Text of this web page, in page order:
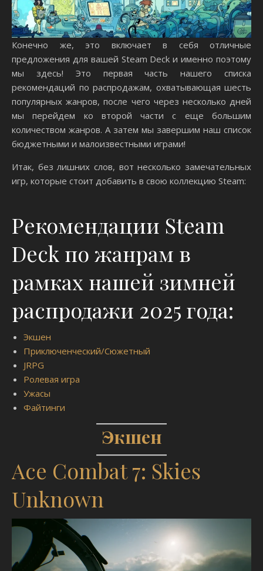
Конечно же, это включает в себя отличные
предложения для вашей Steam Deck и именно поэтому
мы здесь! Это первая часть нашего списка
рекомендаций по распродажам, охватывающая шесть
популярных жанров, после чего через несколько дней
мы перейдем ко второй части с еще большим
количеством жанров. А затем мы завершим наш список
бюджетными и малоизвестными играми!
Итак, без лишних слов, вот несколько замечательных
игр, которые стоит добавить в свою коллекцию Steam:
Рекомендации Steam
Deck по жанрам в
рамках нашей зимней
распродажи 2025 года:
Экшен
Приключенческий/Сюжетный
JRPG
Ролевая игра
Ужасы
Файтинги
Экшен
Ace Combat 7: Skies
Unknown